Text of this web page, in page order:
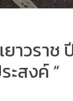
ยาวรา
ะสงค์ ”